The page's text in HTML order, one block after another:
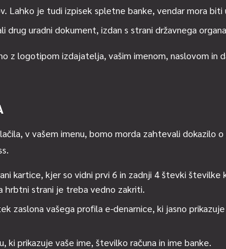
Lahko je tudi izpisek spletne banke, vendar mora
drug uradni dokument, izdan s strani državnega
z logotipom izdajatelja, vašim imenom, naslovom in
v vašem imenu, bomo morda zahtevali dokazilo
kartice, kjer so vidni prvi 6 in zadnji 4 števki
hrbtni strani je treba vedno zakriti.
zaslona vašega profila e-denarnice, ki jasno
ki prikazuje vaše ime, številko računa in ime banke.